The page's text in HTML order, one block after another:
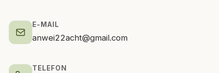
E-MAIL
anwei22acht@gmail.com
TELEFON